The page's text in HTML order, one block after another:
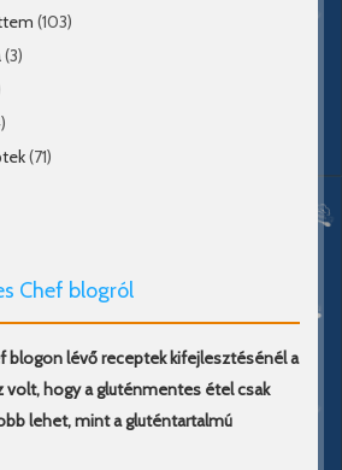
(103)
(3)
(71)
Chef blogról
blogon lévő receptek kifejlesztésénél a
hogy a gluténmentes étel csak
lehet, mint a gluténtartalmú